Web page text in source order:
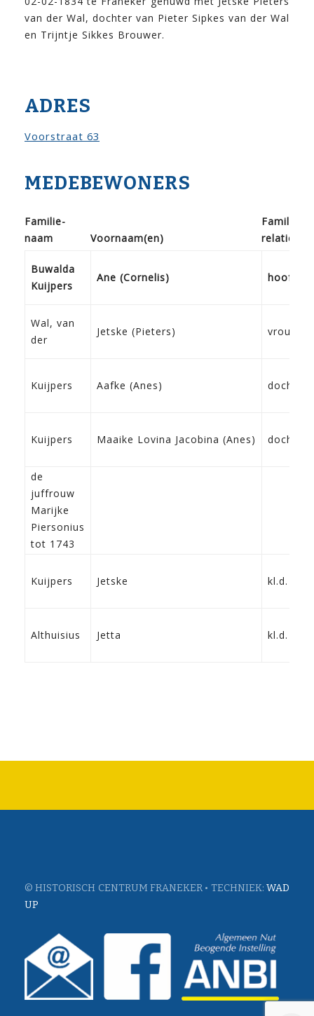
van der Wal, dochter van Pieter Sipkes van der Wal
en Trijntje Sikkes Brouwer.
ADRES
Voorstraat 63
MEDEBEWONERS
Familie­
naam
Voor­naam(en)
Familie­
relatie
Buwalda
Kuijpers
Ane (Cornelis) hoofd
Wal, van
der
Jetske (Pieters) vrouw
Kuijpers Aafke (Anes) dochter
Kuijpers Maaike Lovina Jacobina (Anes) dochter
de
juffrouw
Marijke
Piersonius
tot 1743
Kuijpers Jetske kl.d.
Althuisius Jetta kl.d.
© HISTORISCH CENTRUM FRANEKER • TECHNIEK: WAD
UP